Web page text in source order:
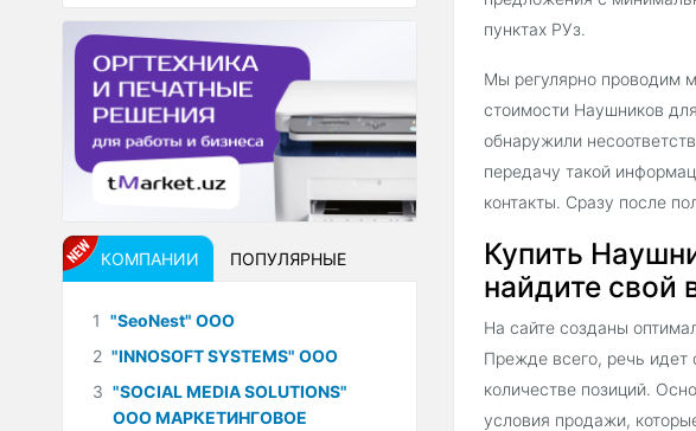
пунктах РУз.
Мы регулярно проводим
стоимости Наушников
обнаружили
передачу такой
контакты. Сразу после
Купить
найдите свой
На сайте созданы
Прежде всего, речь
количестве позиций.
условия продажи,
КОМПАНИИ ПОПУЛЯРНЫЕ
1 "SeoNest" ООО
2 "INNOSOFT SYSTEMS" ООО
3 "SOCIAL MEDIA SOLUTIONS"
ООО МАРКЕТИНГОВОЕ